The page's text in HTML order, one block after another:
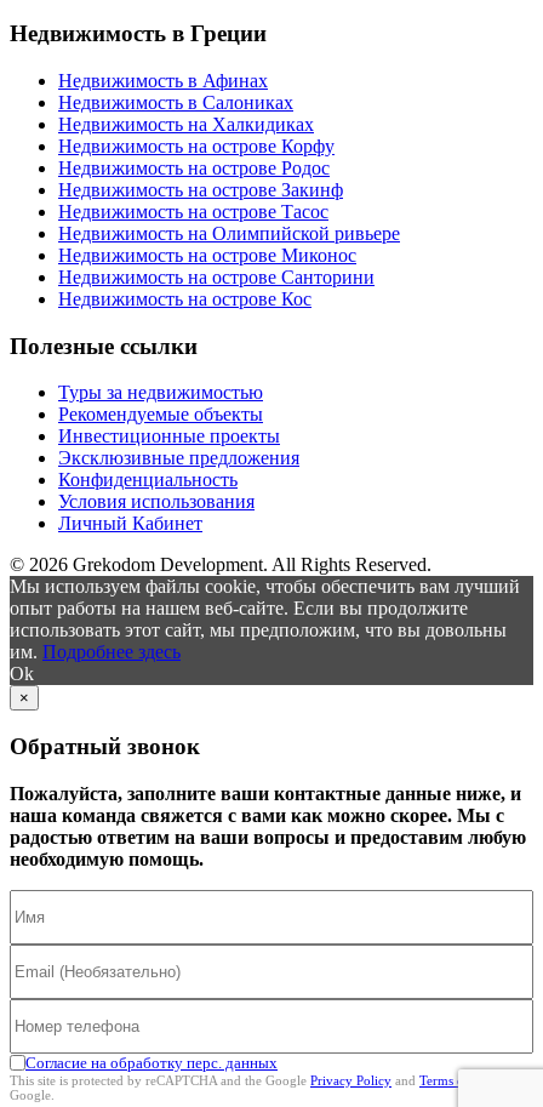
Недвижимость в Греции
Недвижимость в Афинах
Недвижимость в Салониках
Недвижимость на Халкидиках
Недвижимость на острове Корфу
Недвижимость на острове Родос
Недвижимость на острове Закинф
Недвижимость на острове Тасос
Недвижимость на Олимпийской ривьере
Недвижимость на острове Миконос
Недвижимость на острове Санторини
Недвижимость на острове Кос
Полезные ссылки
Туры за недвижимостью
Рекомендуемые объекты
Инвестиционные проекты
Эксклюзивные предложения
Конфиденциальность
Условия использования
Личный Кабинет
© 2026 Grekodom Development. All Rights Reserved.
Мы используем файлы cookie, чтобы обеспечить вам лучший
опыт работы на нашем веб-сайте. Если вы продолжите
использовать этот сайт, мы предположим, что вы довольны
им. Подробнее здесь
Ok
×
Обратный звонок
Пожалуйста, заполните ваши контактные данные ниже, и
наша команда свяжется с вами как можно скорее. Мы с
радостью ответим на ваши вопросы и предоставим любую
необходимую помощь.
Согласие на обработку перс. данных
This site is protected by reCAPTCHA and the Google Privacy Policy and Terms of Service
Google.